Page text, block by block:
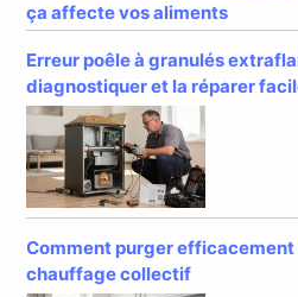
ça affecte vos aliments
Erreur poêle à granulés
diagnostiquer et la réparer
Comment purger efficacement
chauffage collectif